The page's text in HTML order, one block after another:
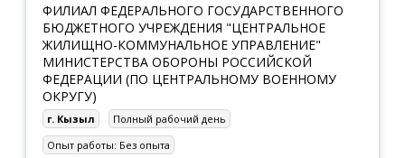
ФИЛИАЛ ФЕДЕРАЛЬНОГО ГОСУДАРСТВЕННОГО
БЮДЖЕТНОГО УЧРЕЖДЕНИЯ "ЦЕНТРАЛЬНОЕ
ЖИЛИЩНО-КОММУНАЛЬНОЕ УПРАВЛЕНИЕ"
МИНИСТЕРСТВА ОБОРОНЫ РОССИЙСКОЙ
ФЕДЕРАЦИИ (ПО ЦЕНТРАЛЬНОМУ ВОЕННОМУ
ОКРУГУ)
г. Кызыл
Полный рабочий день
Опыт работы: Без опыта